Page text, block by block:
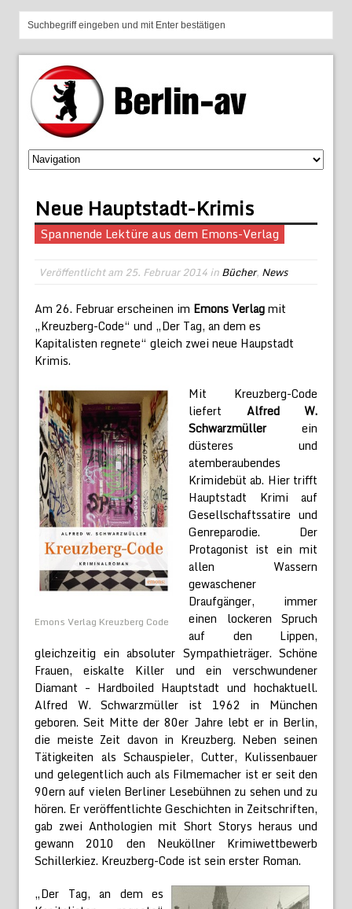
Neue Hauptstadt-Krimis
Spannende Lektüre aus dem Emons-Verlag
Veröffentlicht am25. Februar 2014inBücher, News
Am 26. Februar erscheinen im Emons Verlagmit
„Kreuzberg-Code“ und „Der Tag, an dem es
Kapitalisten regnete“ gleich zwei neue Haupstadt
Krimis.
Emons Verlag Kreuzberg Code
Mit Kreuzberg-Code
liefert Alfred W.
Schwarzmüller ein
düsteres und
atemberaubendes
Krimidebüt ab. Hier trifft
Hauptstadt Krimi auf
Gesellschaftssatire und
Genreparodie. Der
Protagonist ist ein mit
allen Wassern
gewaschener
Draufgänger, immer
einen lockeren Spruch
auf den Lippen,
gleichzeitig ein absoluter Sympathieträger. Schöne
Frauen, eiskalte Killer und ein verschwundener
Diamant – Hardboiled Hauptstadt und hochaktuell.
Alfred W. Schwarzmüller ist 1962 in München
geboren. Seit Mitte der 80er Jahre lebt er in Berlin,
die meiste Zeit davon in Kreuzberg. Neben seinen
Tätigkeiten als Schauspieler, Cutter, Kulissenbauer
und gelegentlich auch als Filmemacher ist er seit den
90ern auf vielen Berliner Lesebühnen zu sehen und zu
hören. Er veröffentlichte Geschichten in Zeitschriften,
gab zwei Anthologien mit Short Storys heraus und
gewann 2010 den Neuköllner Krimiwettbewerb
Schillerkiez. Kreuzberg-Code ist sein erster Roman.
„Der Tag, an dem es